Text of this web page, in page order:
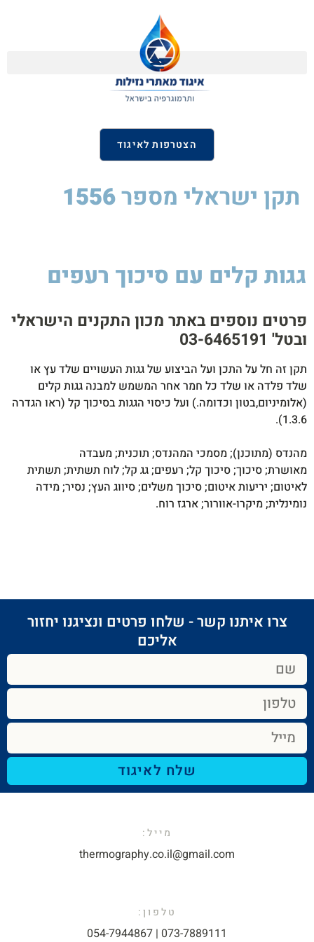
הצטרפות לאיגוד
תקן ישראלי מספר1556
גגות קלים עם סיכוך רעפים
פרטים נוספים באתר מכון התקנים הישראלי
ובטל' 03-6465191​
תקן זה חל על התכן ועל הביצוע של גגות העשויים שלד עץ או
שלד פלדה או שלד כל חמר אחר המשמש למבנה גגות קלים
(אלומיניום,בטון וכדומה.) ועל כיסוי הגגות בסיכוך קל (ראו הגדרה
1.3.6).
מהנדס (מתוכנן); מסמכי המהנדס; תוכנית; מעבדה
מאושרת; סיכוך; סיכוך קל; רעפים; גג קל; לוח תשתית; תשתית
לאיטום; יריעות איטום; סיכוך משלים; סיווג העץ; נסיר; מידה
נומינלית; מיקרו-אוורור; ארגז רוח.
צרו איתנו קשר - שלחו פרטים ונציגנו יחזור
אליכם​
שלח לאיגוד
מייל:​
thermography.co.il@gmail.com​
טלפון:
073-7889111 | 054-7944867​